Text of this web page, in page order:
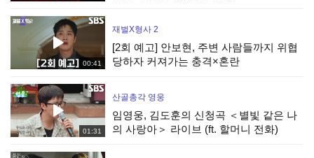
00:41
재벌X형사 2
[2회 예고] 안보현, 주변 사람들까지 위협
당하자 커져가는 충격×혼란
01:31
산골총각 영웅
임영웅, 김도훈의 신청곡 ＜별빛 같은 나
의 사랑아＞ 라이브 (ft. 할머니 전화)